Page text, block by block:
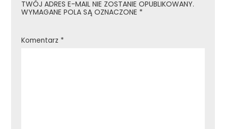
TWÓJ ADRES E-MAIL NIE ZOSTANIE OPUBLIKOWANY.
WYMAGANE POLA SĄ OZNACZONE *
Komentarz *